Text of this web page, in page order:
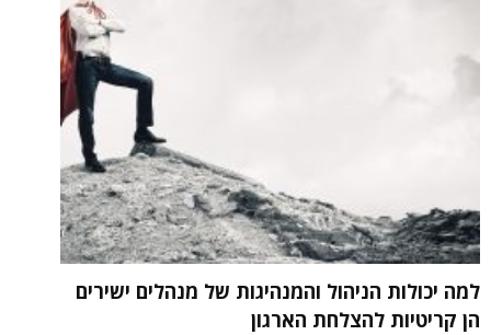
למה יכולות הניהול והמנהיגות של מנהלים ישירים
הן קריטיות להצלחת הארגון